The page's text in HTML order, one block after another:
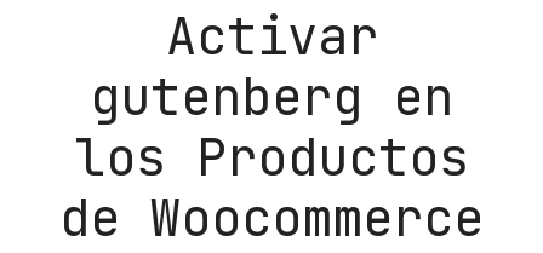
Activar
gutenberg en
los Productos
de Woocommerce